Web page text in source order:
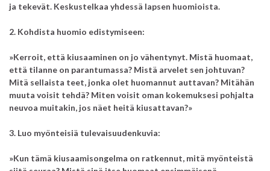
ja tekevät. Keskustelkaa yhdessä lapsen huomioista.
2. Kohdista huomio edistymiseen:
»Kerroit, että kiusaaminen on jo vähentynyt. Mistä huomaat,
että tilanne on parantumassa? Mistä arvelet sen johtuvan?
Mitä sellaista teet, jonka olet huomannut auttavan? Mitähän
muuta voisit tehdä? Miten voisit oman kokemuksesi pohjalta
neuvoa muitakin, jos näet heitä kiusattavan?»
3. Luo myönteisiä tulevaisuudenkuvia:
»Kun tämä kiusaamisongelma on ratkennut, mitä myönteistä